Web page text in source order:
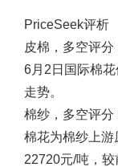
PriceSeek评析
皮棉，多空评分
6月2日国际棉
走势。
棉纱，多空评分
棉花为棉纱上
22720元/吨，